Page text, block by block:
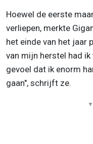
Hoewel de eerste
verliepen, merkte
het einde van het jaar
van mijn herstel had
gevoel dat ik enorm
gaan", schrijft ze.
▼